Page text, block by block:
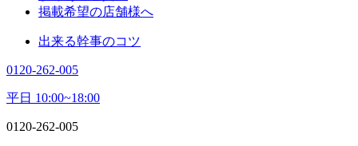
掲載希望の店舗様へ
出来る幹事のコツ
0120-262-005
平日 10:00~18:00
0120-262-005